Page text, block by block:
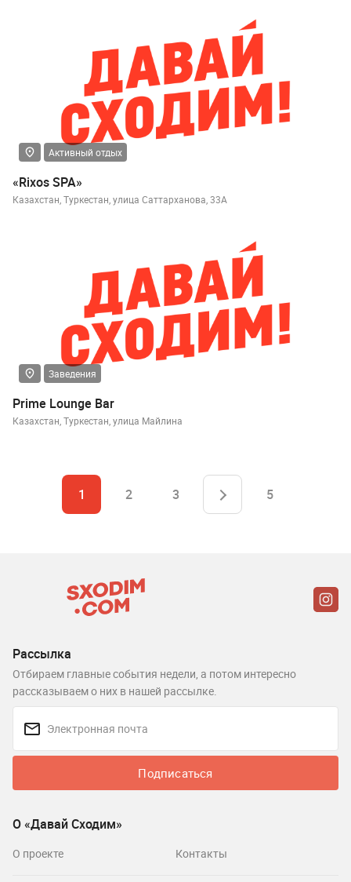
Активный отдых
«Rixos SPA»
Казахстан, Туркестан, улица Саттарханова, 33А
Заведения
Prime Lounge Bar
Казахстан, Туркестан, улица Майлина
1 2 3 5
Рассылка
Отбираем главные события недели, а потом интересно
рассказываем о них в нашей рассылке.
Подписаться
О «Давай Сходим»
О проекте Контакты